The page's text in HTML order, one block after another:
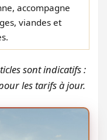
accompagne
viandes et
sont indicatifs :
les tarifs à jour.